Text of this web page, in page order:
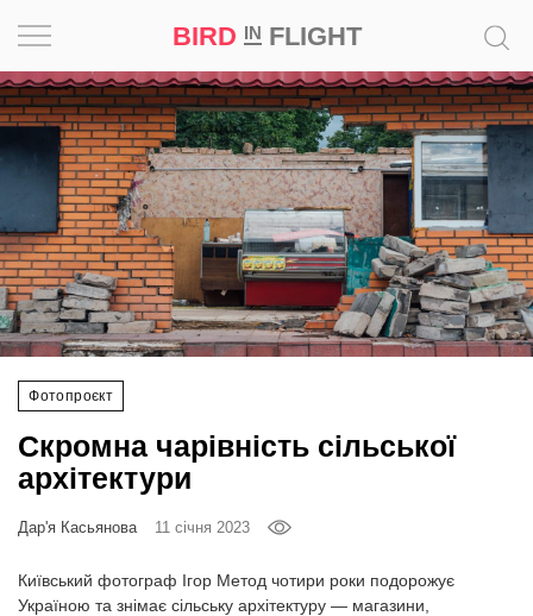
BIRD INFLIGHT
Фотопроєкт
Скромна чарівність сільської
архітектури
Дар'я Касьянова 11 січня 2023
Київський фотограф Ігор Метод чотири роки подорожує
Україною та знімає сільську архітектуру — магазини,